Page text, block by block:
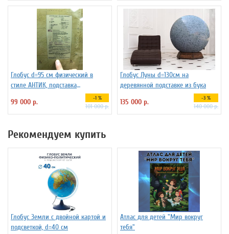
Глобус d=95 см физический в
стиле АНТИК, подставка
99 000 р. -1 %
101 000 р.
Глобус Луны d=130см на
деревянной подставке из бука
135 000 р.
-3 %
140 000 р.
Рекомендуем купить
Глобус Земли с двойной картой и
подсветкой, d=40 см
Атлас для детей "Мир вокруг
тебя"